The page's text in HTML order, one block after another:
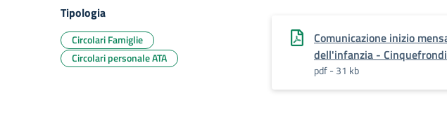
Comunicazione inizio
dell'infanzia - Cinquefrondi
pdf - 31 kb
Tipologia
Circolari Famiglie
Circolari personale ATA